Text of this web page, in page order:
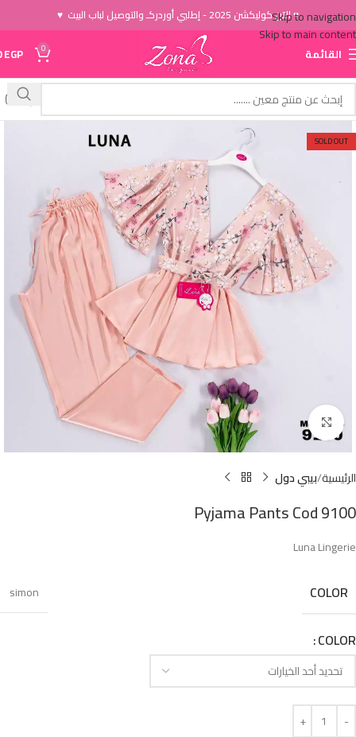
Skip to navigation
Skip to main content
♥ الاَن كوليكشن 2025 - إطلبي أوردركـ والتوصيل لباب البيت ♥
القائمة 0
EGP
SOLD OUT
Click to enlarge
الرئيسية بيبي دول
Pyjama Pants Cod 9100
Luna Lingerie
COLOR
simon
COLOR